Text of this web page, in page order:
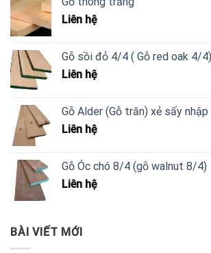
Liên hệ
Gỗ sồi đỏ 4/4 ( Gỗ red oak 4/4)
Liên hệ
Gỗ Alder (Gỗ trăn) xẻ sấy nhập
Liên hệ
Gỗ Óc chó 8/4 (gỗ walnut 8/4)
Liên hệ
BÀI VIẾT MỚI